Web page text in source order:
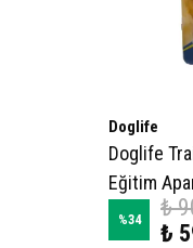
Doglife
Doglife
Eğitim
%34
₺
₺